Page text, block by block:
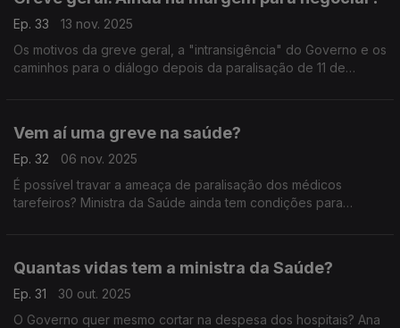
Ep. 33
13 nov. 2025
Os motivos da greve geral, a "intransigência" do Governo e os
caminhos para o diálogo depois da paralisação de 11 de
Vem aí uma greve na saúde?
Ep. 32
06 nov. 2025
É possível travar a ameaça de paralisação dos médicos
tarefeiros? Ministra da Saúde ainda tem condições para
Quantas vidas tem a ministra da Saúde?
Ep. 31
30 out. 2025
O Governo quer mesmo cortar na despesa dos hospitais? Ana